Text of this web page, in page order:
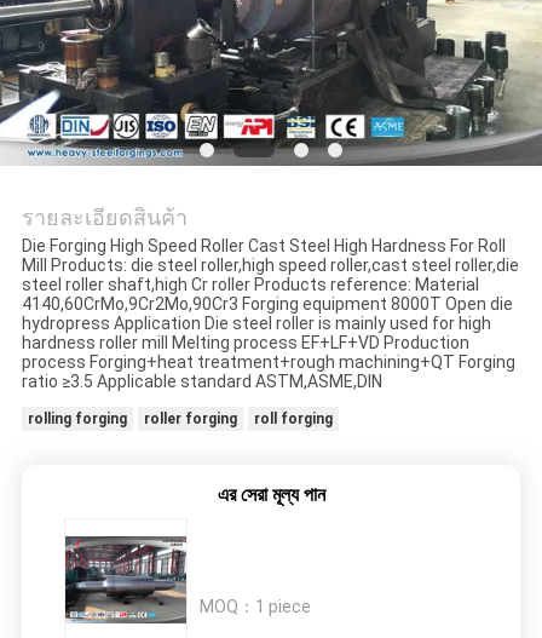
รายละเอียดสินค้า
Die Forging High Speed Roller Cast Steel High Hardness For Roll
Mill Products: die steel roller,high speed roller,cast steel roller,die
steel roller shaft,high Cr roller Products reference: Material
4140,60CrMo,9Cr2Mo,90Cr3 Forging equipment 8000T Open die
hydropress Application Die steel roller is mainly used for high
hardness roller mill Melting process EF+LF+VD Production
process Forging+heat treatment+rough machining+QT Forging
ratio ≥3.5 Applicable standard ASTM,ASME,DIN
rolling forging roller forging roll forging
এর সেরা মূল্য পান
MOQ： 1 piece